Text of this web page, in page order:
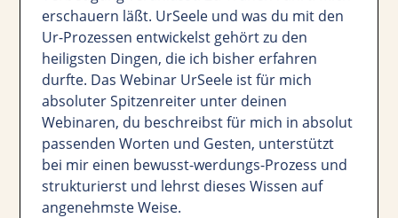
erschauern läßt. UrSeele und was du mit den
Ur-Prozessen entwickelst gehört zu den
heiligsten Dingen, die ich bisher erfahren
durfte. Das Webinar UrSeele ist für mich
absoluter Spitzenreiter unter deinen
Webinaren, du beschreibst für mich in absolut
passenden Worten und Gesten, unterstützt
bei mir einen bewusst-werdungs-Prozess und
strukturierst und lehrst dieses Wissen auf
angenehmste Weise.